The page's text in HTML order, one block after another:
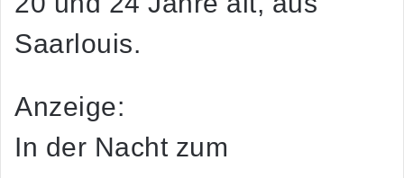
Saarlouis.
Anzeige:
In der Nacht zum